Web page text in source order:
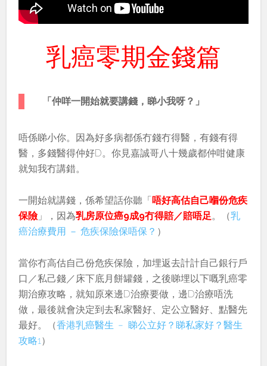
乳癌零期金錢篇
「仲咩一開始就要講錢，睇小我呀？」
唔係睇小你。因為好多病都係冇錢冇得醫，有錢有得
醫，多錢醫得仲好D。你見嘉誠哥八十幾歲都仲咁健康
就知我冇講錯。
一開始就講錢，係希望話你聽「唔好高估自己嗰份危疾
保險 」，因為乳房原位癌9成9冇得賠／賠唔足。（乳
癌治療費用 － 危疾保險保唔保？ ）
當你冇高估自己份危疾保險，加埋返去計計自己銀行戶
口／私己錢／床下底月餅罐錢，之後睇埋以下嘅乳癌零
期治療攻略，就知原來邊D治療要做，邊D治療唔洗
做，最後就會決定到去私家醫好、定公立醫好、點醫先
最好。（香港乳癌醫生 ﹣ 睇公立好？睇私家好？醫生
攻略1 ）